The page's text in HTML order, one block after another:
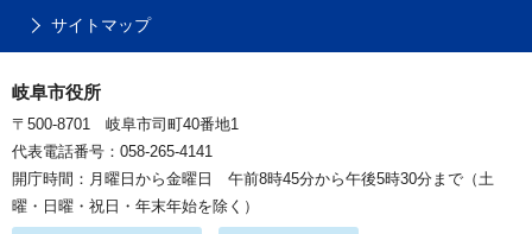
サイトマップ
岐阜市役所
〒500-8701 岐阜市司町40番地1
代表電話番号：058-265-4141
開庁時間：月曜日から金曜日 午前8時45分から午後5時30分まで（土
曜・日曜・祝日・年末年始を除く）